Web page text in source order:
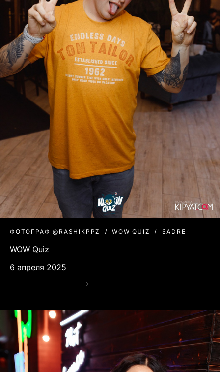
ФОТОГРАФ @RASHIKPPZ WOW QUIZ SADRE
WOW Quiz
6 апреля 2025